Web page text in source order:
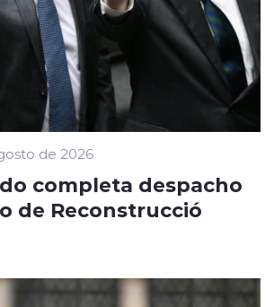
de 2026
completa despacho
de Reconstrucció